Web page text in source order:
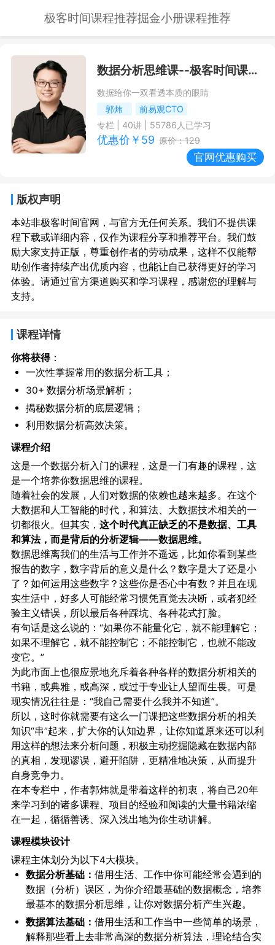
极客时间课程推荐掘金小册课程推荐
数据分析思维课--极客时间课程推荐/优惠
数据给你一双看透本质的眼睛
郭炜
前易观CTO
专栏
40讲 | 55786 人已学习
优惠价￥ 59 原价：129
官网优惠购买
版权声明
本站非极客时间官网，与官方无任何关系。我们不提供课
程下载或详细内容，仅作为课程分享和推荐平台。我们鼓
励大家支持正版，尊重创作者的劳动成果，这样不仅能帮
助创作者持续产出优质内容，也能让自己获得更好的学习
体验。请通过官方渠道购买和学习课程，感谢您的理解与
支持。
课程详情
你将获得：
一次性掌握常用的数据分析工具；
30+ 数据分析场景解析；
揭秘数据分析的底层逻辑；
利用数据分析高效决策。
课程介绍
这是一个数据分析入门的课程，这是一门有趣的课程，这
是一个培养你数据思维的课程。
随着社会的发展，人们对数据的依赖也越来越多。在这个
大数据和人工智能的时代，和算法、大数据技术相关的一
切都很火。但其实， 这个时代真正缺乏的不是数据、工具
和算法，而是背后的分析逻辑——数据思维。
数据思维离我们的生活与工作并不遥远，比如你看到某些
报告的数字，数字背后的意义是什么？数字是大了还是小
了？如何运用这些数字？这些你是否心中有数？并且在现
实生活中，好多人可能经常习惯凭直觉去决断，或者犯经
验主义错误，所以最后各种踩坑、各种花式打脸。
有句话是这么说的：“如果你不能量化它，就不能理解它；
如果不理解它，就不能控制它；不能控制它，也就不能改
变它。”
为此市面上也很应景地充斥着各种各样的数据分析相关的
书籍，或典雅，或高深，或过于专业让人望而生畏。可是
现实情况往往是：“我自己需要什么我并不知道”。
所以，这时你就需要有这么一门课把这些数据分析的相关
知识“串”起来，扩大你的认知边界，让你知道原来还可以利
用这样的想法来分析问题，积极主动挖掘隐藏在数据内部
的真相，发现谬误，避开陷阱，更精准地决策，从而提升
自身竞争力。
在本专栏中，作者郭炜就是带着这样的初衷，将自己20年
来学习到的诸多课程、项目的经验和阅读的大量书籍浓缩
在一起，循循善诱、深入浅出地为你生动讲解。
课程模块设计
课程主体划分为以下4大模块。
数据分析基础： 借用生活、工作中你可能经常会遇到的
数据（分析）误区，为你介绍最基础的数据概念，培养
最基本的数据分析思维，让你对数据分析产生兴趣。
数据算法基础： 借用生活和工作当中一些简单的场景，
解释那些看上去非常高深的数据分析算法，理论结合实